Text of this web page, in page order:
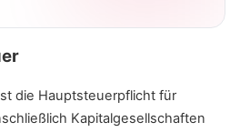
die Hauptsteuerpflicht für
Kapitalgesellschaften